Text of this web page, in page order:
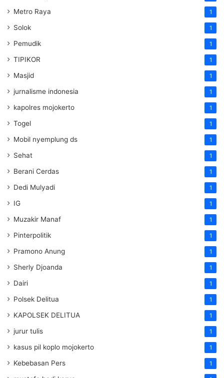
Metro Raya 1
Solok 1
Pemudik 1
TIPIKOR 1
Masjid 1
jurnalisme indonesia 1
kapolres mojokerto 1
Togel 1
Mobil nyemplung ds 1
Sehat 1
Berani Cerdas 1
Dedi Mulyadi 1
IG 1
Muzakir Manaf 1
Pinterpolitik 1
Pramono Anung 1
Sherly Djoanda 1
Dairi 1
Polsek Delitua 1
KAPOLSEK DELITUA 1
jurur tulis 1
kasus pil koplo mojokerto 1
Kebebasan Pers 1